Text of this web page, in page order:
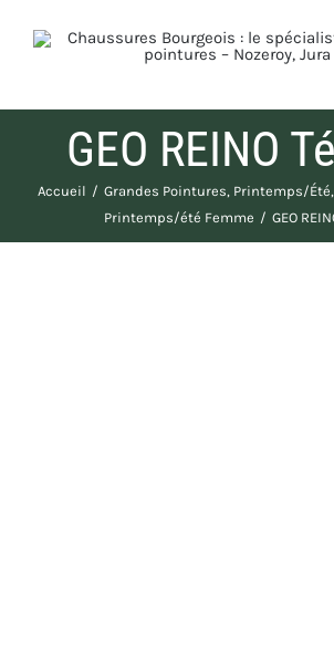
GEO REINO
Accueil Grandes Pointures Printemps/Été
Printemps/été Femme
GEO